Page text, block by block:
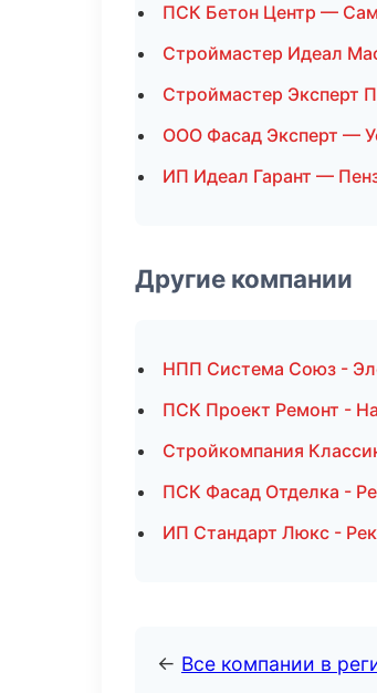
ПСК Бетон Центр —
Строймастер Идеал
Строймастер
ООО Фасад Эксперт —
ИП Идеал Гарант —
Другие компании
НПП Система Союз -
ПСК Проект Ремонт -
Стройкомпания
ПСК Фасад Отделка -
ИП Стандарт Люкс -
← Все компании в